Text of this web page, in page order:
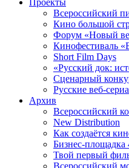
Проекты
Всероссийский
Кино большой
Форум «Новый
Кинофестиваль
Short Film Days
«Русский док:
Сценарный
Русские веб-
Архив
Всероссийский
New Distribution
Как создаётся
Бизнес-
Твой первый
Всероссийский